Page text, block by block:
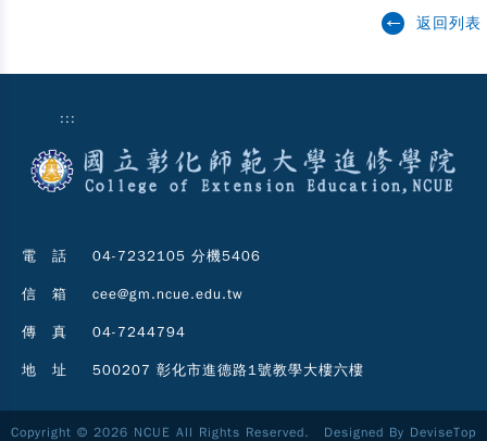
返回列表
:::
電 話 04-7232105 分機5406
信 箱 cee@gm.ncue.edu.tw
傳 真 04-7244794
地 址 500207 彰化市進德路1號教學大樓六樓
Copyright © 2026 NCUE All Rights Reserved. Designed By DeviseTop